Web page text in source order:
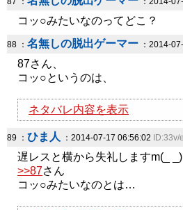
コッ○みたいなのってどこ？
88 ： 名無しの脱出ゲーマー ：2014-
87さん、
コッ○というのは、
ネタバレ内容を表示
89 ： ひま人 ：2014-07-17 06:56:02
遅レスと横から失礼しますm(_
>>87さん
コッ○みたいなのとは…